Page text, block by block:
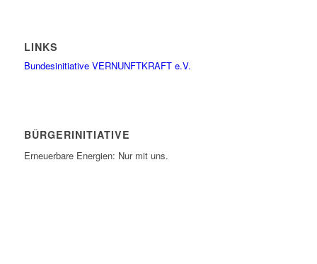
LINKS
Bundesinitiative VERNUNFTKRAFT e.V.
BÜRGERINITIATIVE
Erneuerbare Energien: Nur mit uns.